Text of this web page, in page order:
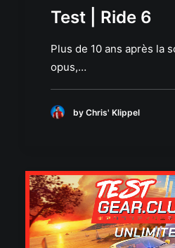
Test | Ride 6
Plus de 10 ans après la
opus,…
by Chris' Klippel